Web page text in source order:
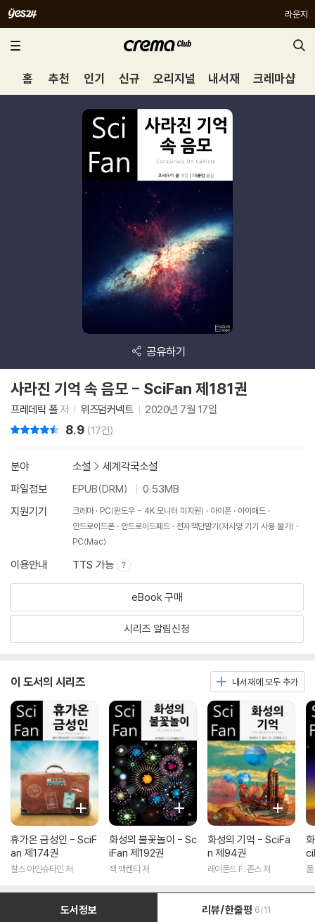
라운지
홈 추천 인기 신규 오리지널 내서재 크레마샵
공유하기
사라진 기억 속 음모 - SciFan 제181권
프레데릭 폴저 위즈덤커넥트 2020년 7월 17일
8.9 (17건)
분야 소설 > 세계각국소설
파일정보
EPUB(DRM)
0.53MB
지원기기
크레마 PC(윈도우 - 4K 모니터 미지원) 아이폰
아이패드
안드로이드폰
안드로이드패드
전자책단말기(저사양 기기 사용 불가)
PC(Mac)
이용안내 TTS 가능
eBook 구매
시리즈 알림신청
이 도서의 시리즈 내서재에 모두 추가
휴가온 금성인 - SciF
an 제174권
찰스 아인슈타인 저
화성의 불꽃놀이 - Sc
iFan 제192권
잭 맥켄티 저
화성의 기억 - SciFa
n 제94권
레이몬드 F. 존스 저 폴
도서정보 리뷰/한줄평 6/11